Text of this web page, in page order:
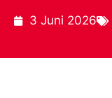
3 Juni 2026